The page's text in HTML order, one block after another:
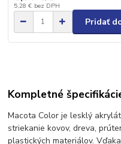
5,28 € bez DPH
Pridať
Kompletné
Macota Color je lesklý
striekanie kovov, dreva,
plastických materiálov.